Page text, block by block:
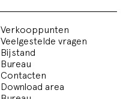
Verkooppunten
Veelgestelde vragen
Bijstand
Bureau
Contacten
Download area